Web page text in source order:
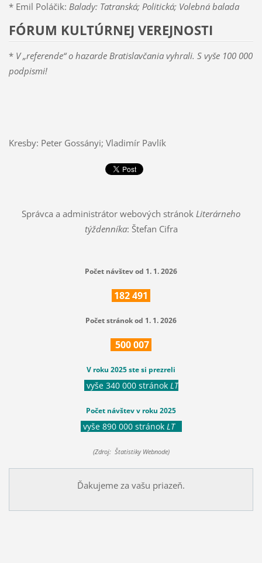
* Emil Poláčik: Balady: Tatranská; Politická; Volebná balada
FÓRUM KULTÚRNEJ VEREJNOSTI
* V „referende“ o hazarde Bratislavčania vyhrali. S vyše 100 000
podpismi!
Kresby: Peter Gossányi; Vladimír Pavlík
Správca a administrátor webových stránok Literárneho
týždenníka: Štefan Cifra
Počet návštev od 1. 1. 2026
182491
Počet stránok od 1. 1. 2026
500007
V roku 2025 ste si prezreli
vyše 340 000 stránok LT
Počet návštev v roku 2025
vyše 890 000 stránok LT
(Zdroj: Štatistiky Webnode)
Ďakujeme za vašu priazeň.